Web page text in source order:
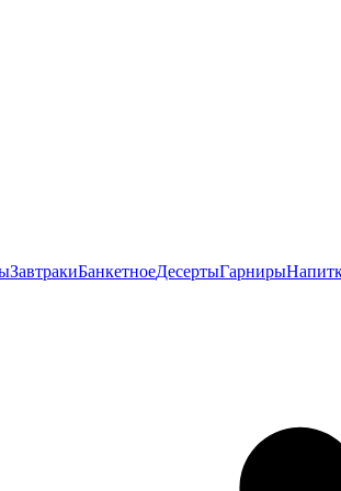
ЗавтракиБанкетноеДесертыГарниры